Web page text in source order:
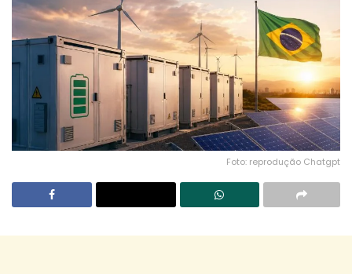
Foto: reprodução Chatgpt